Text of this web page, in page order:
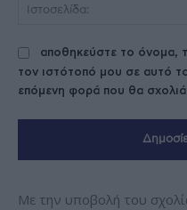
αποθηκεύστε το όνομα,
τον ιστότοπό μου σε αυτό
επόμενη φορά που θα
Με την υποβολή του